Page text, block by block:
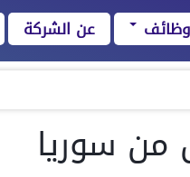
وظائف عن الشركة
من سوريا